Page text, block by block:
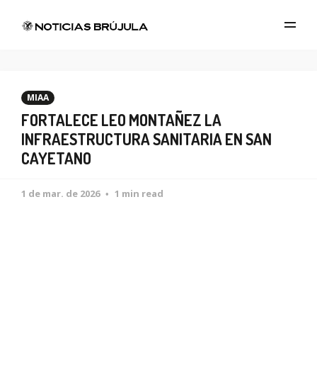
MIAA
FORTALECE LEO MONTAÑEZ LA
INFRAESTRUCTURA SANITARIA EN SAN
CAYETANO
1 de mar. de 2026 1 min read